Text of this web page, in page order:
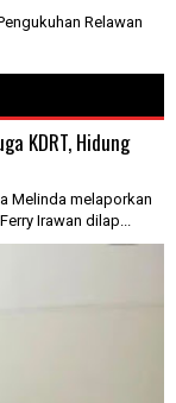
Relawan
KDRT, Hidung
Melinda melaporkan
Irawan dilap...